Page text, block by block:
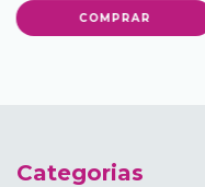
Categorias